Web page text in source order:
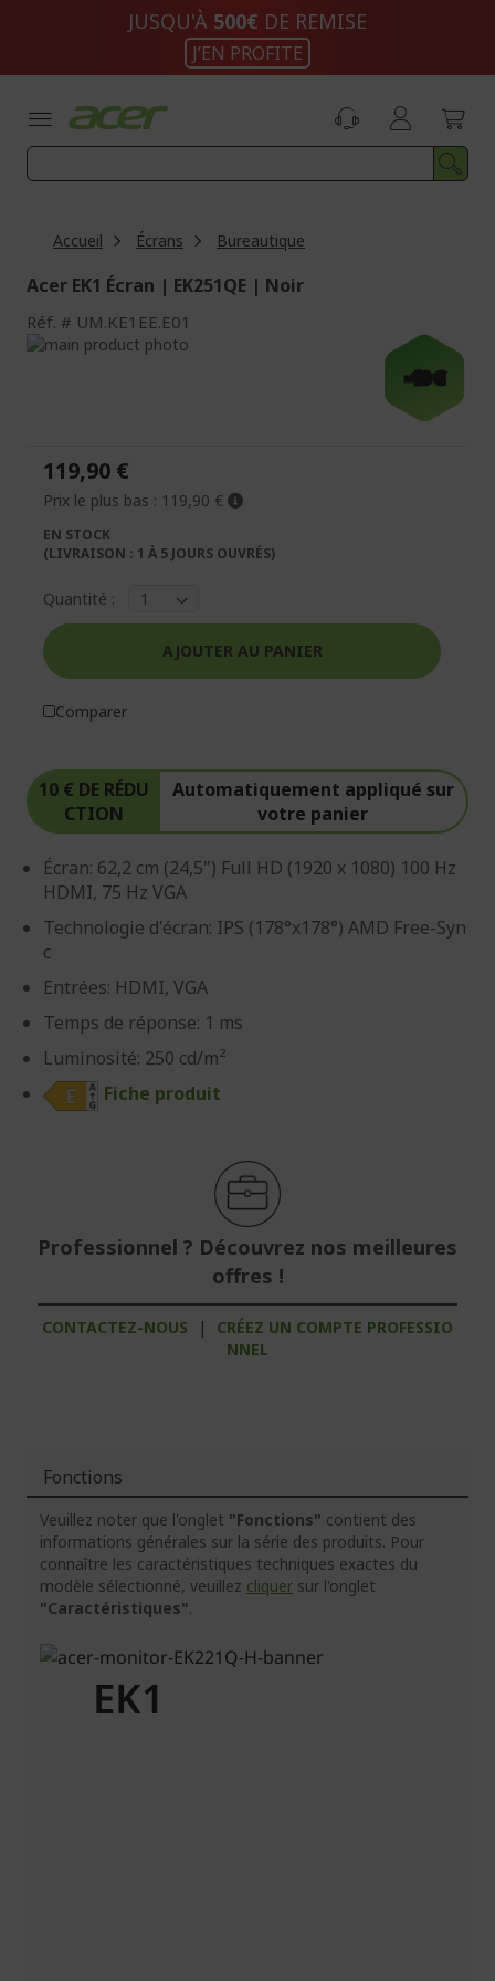
JUSQU'À 500€ DE REMISE
J’EN PROFITE
Accueil Écrans Bureautique
Acer EK1 Écran | EK251QE | Noir
Réf. UM.KE1EE.E01
Passer
galerie
d’images
-10 €
Galerie
d’images
10 € DE RÉDU
CTION
Automatiquement appliqué sur
votre panier
Écran: 62,2 cm (24,5") Full HD (1920 x 1080) 100 Hz
HDMI, 75 Hz VGA
Technologie d'écran: IPS (178°x178°) AMD Free-Syn
c
Entrées: HDMI, VGA
Temps de réponse: 1 ms
Luminosité: 250 cd/m²
Fiche produit
Professionnel ? Découvrez nos meilleures
offres !
CONTACTEZ-NOUS |
CRÉEZ UN COMPTE PROFESSIO
NNEL
119,90 €
Prix le plus bas : 119,90 €
EN STOCK
(LIVRAISON : 1 À 5 JOURS OUVRÉS)
Quantité :
AJOUTER AU PANIER
Comparer
Fonctions
Veuillez noter que l'onglet "Fonctions" contient des
informations générales sur la série des produits. Pour
connaître les caractéristiques techniques exactes du
modèle sélectionné, veuillez cliquer sur l'onglet
"Caractéristiques".